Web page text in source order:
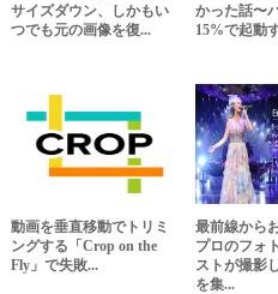
サイズダウン、しかもい
つでも元の画像を復...
かった話〜
15%で起動
動画を垂直移動でトリミ
ングする「Crop on the
Fly」で失敗...
最前線から
プロのフォ
ストが撮影
を集...